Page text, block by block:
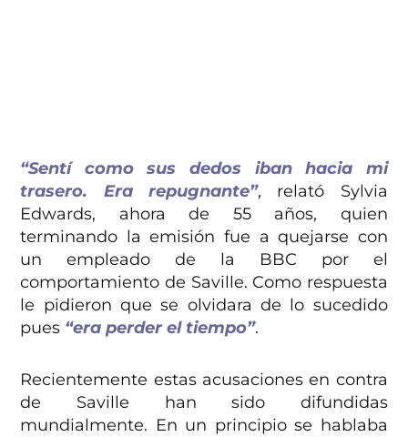
“Sentí como sus dedos iban hacia mi
trasero. Era repugnante”, relató Sylvia
Edwards, ahora de 55 años, quien
terminando la emisión fue a quejarse con
un empleado de la BBC por el
comportamiento de Saville. Como respuesta
le pidieron que se olvidara de lo sucedido
pues “era perder el tiempo”.
Recientemente estas acusaciones en contra
de Saville han sido difundidas
mundialmente. En un principio se hablaba